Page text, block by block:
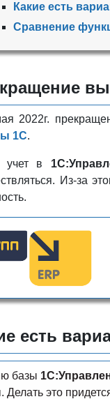
Какие есть
Сравнение
2022г.
1С.
учет в
Из-за
есть
базы
Делать это